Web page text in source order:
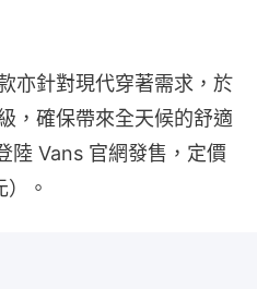
亦針對現代穿著需求，於
，確保帶來全天候的舒適
陸 Vans 官網發售，定價
。